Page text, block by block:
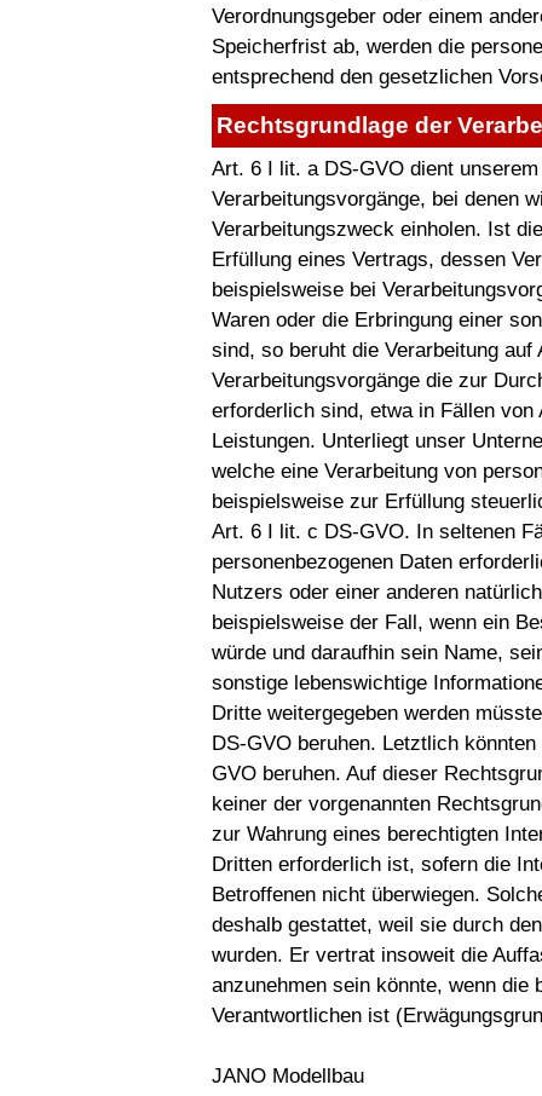
Verordnungsgeber oder einem
Speicherfrist ab, werden die
entsprechend den gesetzlichen
Rechtsgrundlage der
Art. 6 I lit. a DS-GVO dient
Verarbeitungsvorgänge, bei denen
Verarbeitungszweck einholen. Ist
Erfüllung eines Vertrags, dessen
beispielsweise bei
Waren oder die Erbringung einer
sind, so beruht die Verarbeitung
Verarbeitungsvorgänge die zur
erforderlich sind, etwa in Fällen
Leistungen. Unterliegt unser
welche eine Verarbeitung von
beispielsweise zur Erfüllung
Art. 6 I lit. c DS-GVO. In seltenen
personenbezogenen Daten
Nutzers oder einer anderen
beispielsweise der Fall, wenn ein
würde und daraufhin sein Name,
sonstige lebenswichtige
Dritte weitergegeben werden
DS-GVO beruhen. Letztlich
GVO beruhen. Auf dieser
keiner der vorgenannten
zur Wahrung eines berechtigten
Dritten erforderlich ist, sofern die
Betroffenen nicht überwiegen.
deshalb gestattet, weil sie durch
wurden. Er vertrat insoweit die
anzunehmen sein könnte, wenn die
Verantwortlichen ist
JANO Modellbau